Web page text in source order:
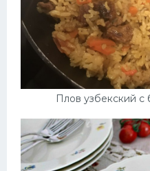
Плов узбекский с